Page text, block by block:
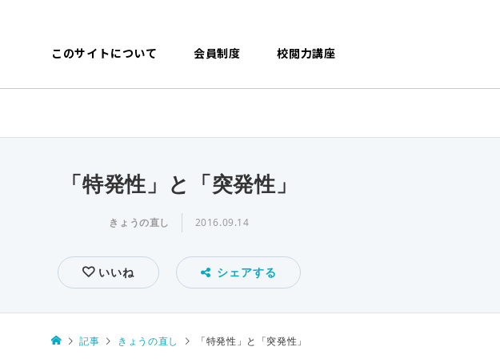
このサイトについて 会員制度 校閲力講座
「特発性」と「突発性」
きょうの直し 2016.09.14
いいね シェアする
記事 きょうの直し 「特発性」と「突発性」